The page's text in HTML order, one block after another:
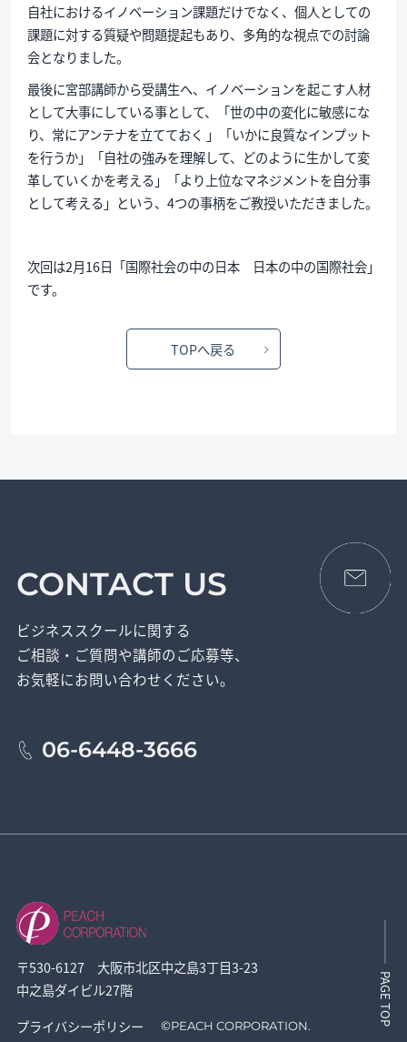
自社におけるイノベーション課題だけでなく、個人としての
課題に対する質疑や問題提起もあり、多角的な視点での討論
会となりました。
最後に宮部講師から受講生へ、イノベーションを起こす人材
として大事にしている事として、「世の中の変化に敏感にな
り、常にアンテナを立てておく 」「いかに良質なインプット
を行うか」「自社の強みを理解して、どのように生かして変
革していくかを考える」「より上位なマネジメントを自分事
として考える」という、4つの事柄をご教授いただきました。
次回は2月16日「国際社会の中の日本 日本の中の国際社会」
です。
TOPへ戻る
CONTACT US
ビジネススクールに関する
ご相談・ご質問や講師のご応募等、
お気軽にお問い合わせください。
06-6448-3666
〒530-6127 大阪市北区中之島3丁目3-23
中之島ダイビル27階
プライバシーポリシー
©PEACH CORPORATION. PAGE TOP